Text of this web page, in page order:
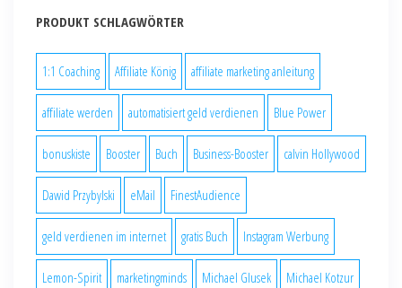
PRODUKT SCHLAGWÖRTER
1:1 Coaching Affiliate König affiliate marketing anleitung
affiliate werden automatisiert geld verdienen Blue Power
bonuskiste Booster Buch Business-Booster calvin Hollywood
Dawid Przybylski eMail FinestAudience
geld verdienen im internet gratis Buch Instagram Werbung
Lemon-Spirit marketingminds Michael Glusek Michael Kotzur